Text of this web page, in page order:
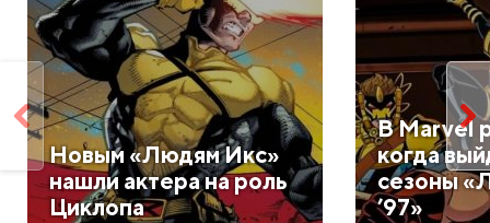
Новым «Людям Икс»
нашли актера на роль
Циклопа
В Marvel
когда
сезоны
’97»